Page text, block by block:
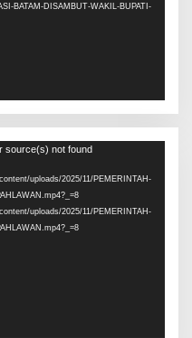
BATAM-DISAMBUT-WAKIL-BUPATI-
source(s) not found
uploads/2025/11/PEMERINTAH-
uploads/2025/11/PEMERINTAH-